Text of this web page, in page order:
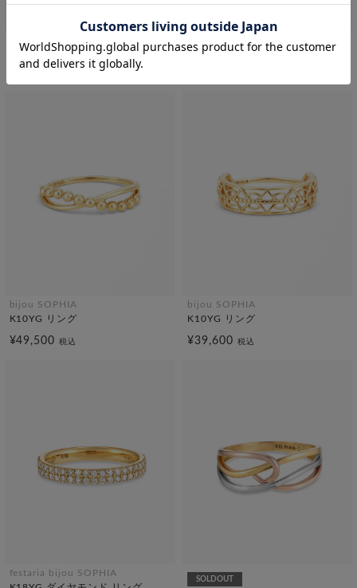
K10YG リング
bijou SOPHIA
K10YG リング
bijou SOPHIA
K10YG リング
¥49,500税込
bijou SOPHIA
K10YG リング
¥39,600 税込
festaria bijou SOPHIA
SOLDOUT